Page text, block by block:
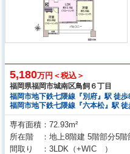
5,180万円＜税込＞
福岡県福岡市城南区鳥飼６丁目
福岡市地下鉄七隈線『別府』駅 徒歩
福岡市地下鉄七隈線『六本松』駅
専有面積
72.93m²
所在階
地上8階建 5階部分5階
間取り
3LDK （+WIC ）